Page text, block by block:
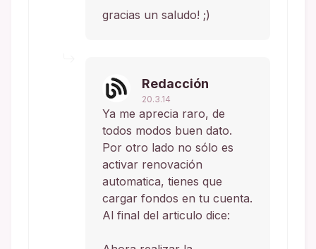
gracias un saludo! ;)
Redacción
20.3.14
Ya me aprecia raro, de
todos modos buen dato.
Por otro lado no sólo es
activar renovación
automatica, tienes que
cargar fondos en tu cuenta.
Al final del articulo dice: